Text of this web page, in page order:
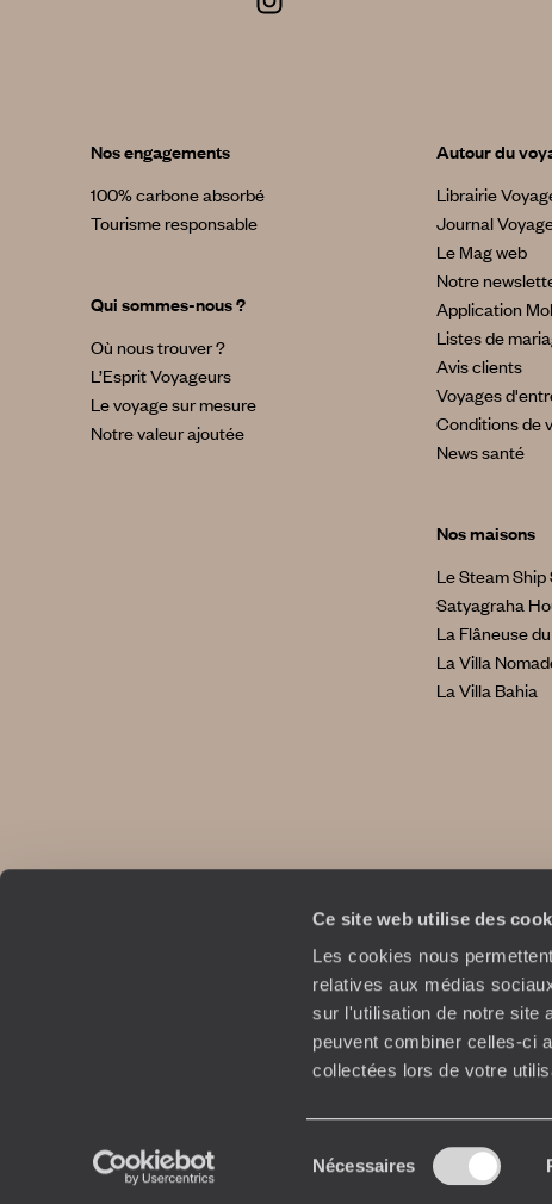
Ce site web utilise des
Les cookies nous
relatives aux médias
sur l'utilisation de notre site
peuvent combiner celles-ci
collectées lors de votre
du
Nécessaires
Nos engagements
100% carbone absorbé
Tourisme responsable
Qui sommes-nous ?
Où nous trouver ?
L’Esprit Voyageurs
Le voyage sur mesure
Notre valeur ajoutée
Autour du
Librairie
Journal
Le Mag web
Notre
Application
Listes de
Avis clients
Voyages
Conditions de
News santé
Nos maisons
Le Steam Ship
Satyagraha
La Flâneuse
La Villa
La Villa Bahia